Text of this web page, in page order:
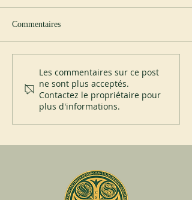
Nouvel abbé à Cullman
Commentaires
Les commentaires sur ce post
ne sont plus acceptés.
Contactez le propriétaire pour
plus d'informations.